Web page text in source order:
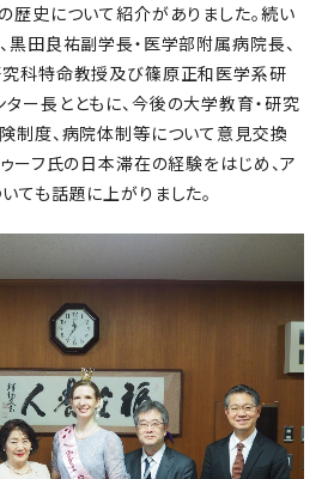
歴史について紹介がありました。続い
黒田良祐副学長・医学部附属病院長、
科特命教授及び篠原正和医学系研
ー長とともに、今後の大学教育・研究
制度、病院体制等について意見交換
ーフ氏の日本滞在の経験をはじめ、ア
ても話題に上がりました。